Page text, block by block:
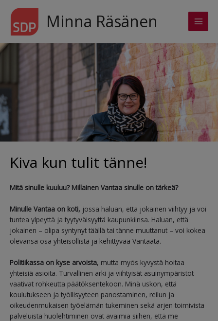
sisältöön
Minna Räsänen
Main
Kiva kun tulit tänne!
Mitä sinulle kuuluu? Millainen Vantaa sinulle on tärkeä?
Minulle Vantaa on koti, jossa haluan, etta jokainen viihtyy ja voi
tuntea ylpeyttä ja tyytyväisyyttä kaupunkiinsa. Haluan, että
jokainen – olipa syntynyt täällä tai tänne muuttanut – voi kokea
olevansa osa yhteisöllistä ja kehittyvää Vantaata.
Politiikassa on kyse arvoista, mutta myös kyvystä hoitaa
yhteisiä asioita. Turvallinen arki ja viihtyisät asuinympäristöt
vaativat rohkeutta päätöksentekoon. Minä uskon, että
koulutukseen ja työllisyyteen panostaminen, reilun ja
oikeudenmukaisen työelämän tukeminen sekä arjen toimivista
palveluista huolehtiminen ovat avaimia siihen, että me